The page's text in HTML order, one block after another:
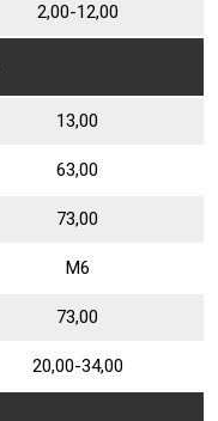
2,00-12,00
13,00
63,00
73,00
М6
73,00
20,00-34,00